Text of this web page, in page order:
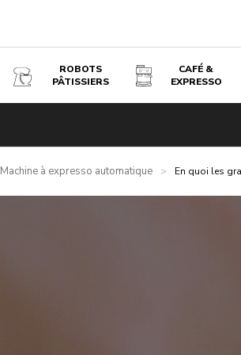
ROBOTS
PÂTISSIERS
CAFÉ &
EXPRESSO
Machine à expresso automatique > En quoi les